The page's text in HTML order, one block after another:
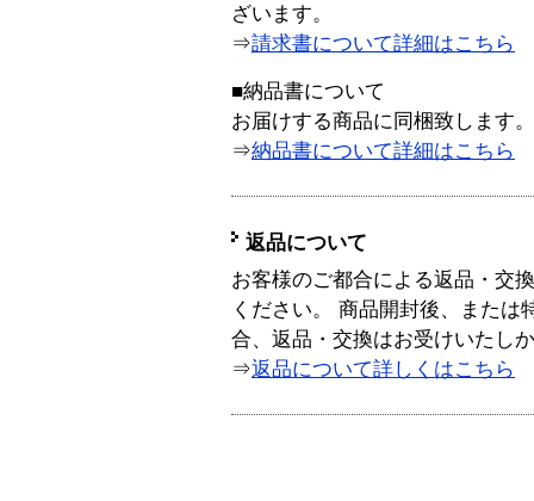
ざいます。
⇒請求書について詳細はこちら
■納品書について
お届けする商品に同梱致します。
⇒納品書について詳細はこちら
返品について
お客様のご都合による返品・交
ください。 商品開封後、または
合、返品・交換はお受けいたし
⇒返品について詳しくはこちら